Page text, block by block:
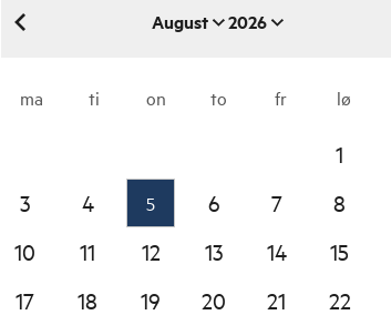
August 2026
august 2026
ma ti on to fr lø
1
3
4 5 6 7 8
10
11 12 13 14 15
17
18 19 20 21 22